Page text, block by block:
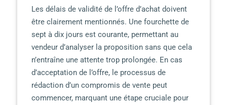
Les délais de validité de l’offre d’achat doivent
être clairement mentionnés. Une fourchette de
sept à dix jours est courante, permettant au
vendeur d’analyser la proposition sans que cela
n’entraîne une attente trop prolongée. En cas
d’acceptation de l’offre, le processus de
rédaction d’un compromis de vente peut
commencer, marquant une étape cruciale pour